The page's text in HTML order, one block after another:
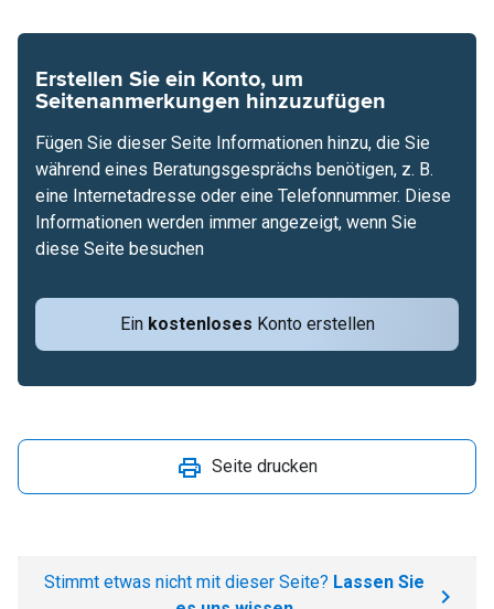
Erstellen Sie ein Konto, um
Seitenanmerkungen hinzuzufügen
Ein kostenloses Konto erstellen
Fügen Sie dieser Seite Informationen hinzu, die Sie
während eines Beratungsgesprächs benötigen, z. B.
eine Internetadresse oder eine Telefonnummer. Diese
Informationen werden immer angezeigt, wenn Sie
diese Seite besuchen
Seite drucken
Stimmt etwas nicht mit dieser Seite? Lassen Sie